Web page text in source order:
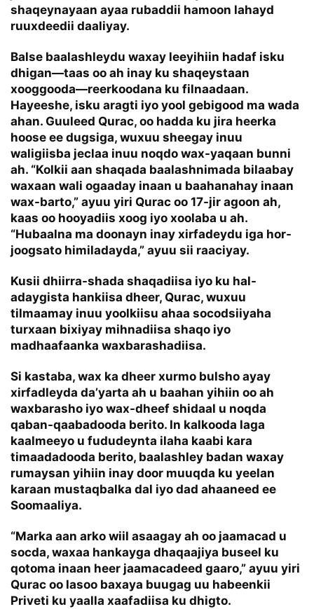
shaqeynayaan ayaa rubaddii hamoon lahayd
ruuxdeedii daaliyay.
Balse baalashleydu waxay leeyihiin hadaf isku
dhigan—taas oo ah inay ku shaqeystaan
xooggooda—reerkoodana ku filnaadaan.
Hayeeshe, isku aragti iyo yool gebigood ma wada
ahan. Guuleed Qurac, oo hadda ku jira heerka
hoose ee dugsiga, wuxuu sheegay inuu
waligiisba jeclaa inuu noqdo wax-yaqaan bunni
ah. “Kolkii aan shaqada baalashnimada bilaabay
waxaan wali ogaaday inaan u baahanahay inaan
wax-barto,” ayuu yiri Qurac oo 17-jir agoon ah,
kaas oo hooyadiis xoog iyo xoolaba u ah.
“Hubaalna ma doonayn inay xirfadeydu iga hor-
joogsato himiladayda,” ayuu sii raaciyay.
Kusii dhiirra-shada shaqadiisa iyo ku hal-
adaygista hankiisa dheer, Qurac, wuxuu
tilmaamay inuu yoolkiisu ahaa socodsiiyaha
turxaan bixiyay mihnadiisa shaqo iyo
madhaafaanka waxbarashadiisa.
Si kastaba, wax ka dheer xurmo bulsho ayay
xirfadleyda da’yarta ah u baahan yihiin oo ah
waxbarasho iyo wax-dheef shidaal u noqda
qaban-qaabadooda berito. In kalkooda laga
kaalmeeyo u fududeynta ilaha kaabi kara
timaadadooda berito, baalashley badan waxay
rumaysan yihiin inay door muuqda ku yeelan
karaan mustaqbalka dal iyo dad ahaaneed ee
Soomaaliya.
“Marka aan arko wiil asaagay ah oo jaamacad u
socda, waxaa hankayga dhaqaajiya buseel ku
qotoma inaan heer jaamacadeed gaaro,” ayuu yiri
Qurac oo lasoo baxaya buugag uu habeenkii
Priveti ku yaalla xaafadiisa ku dhigto.